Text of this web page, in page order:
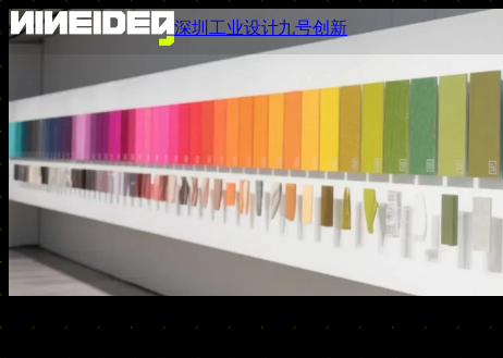
跳
至
容
深圳工业设计九号创新